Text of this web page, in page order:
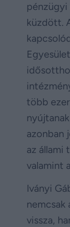
pénzügyi
küzdött.
több
azonban
az állami
valamint
Iványi
nemcsak
vissza,